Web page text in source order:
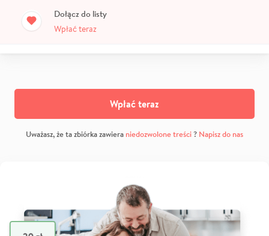
Dołącz do listy
Wpłać teraz
Wpłać teraz
Uważasz, że ta zbiórka zawiera niedozwolone treści? Napisz do nas